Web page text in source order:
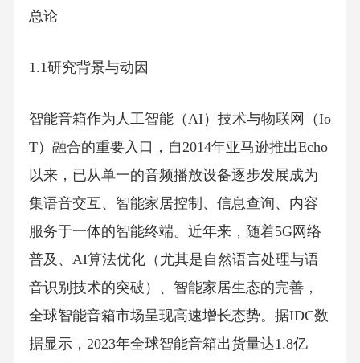
总论
1.1研究背景与动因
智能音箱作为人工智能（AI）技术与物联网（Io
T）融合的重要入口，自2014年亚马逊推出Echo
以来，已从单一的音频播放设备逐步发展成为
集语音交互、智能家居控制、信息查询、内容
服务于一体的智能终端。近年来，随着5G网络
普及、AI算法优化（尤其是自然语言处理与语
音识别技术的突破）、智能家居生态的完善，
全球智能音箱市场呈现高速增长态势。据IDC数
据显示，2023年全球智能音箱出货量达1.8亿